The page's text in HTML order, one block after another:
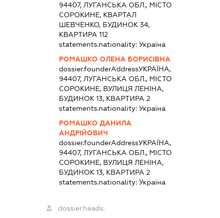
94407, ЛУГАНСЬКА ОБЛ., МІСТО
СОРОКИНЕ, КВАРТАЛ
ШЕВЧЕНКО, БУДИНОК 34,
КВАРТИРА 112
statements.nationality:Україна
РОМАШКО ОЛЕНА БОРИСІВНА
dossier.founderAddressУКРАЇНА,
94407, ЛУГАНСЬКА ОБЛ., МІСТО
СОРОКИНЕ, ВУЛИЦЯ ЛЕНІНА,
БУДИНОК 13, КВАРТИРА 2
statements.nationality:Україна
РОМАШКО ДАНИЛА
АНДРІЙОВИЧ
dossier.founderAddressУКРАЇНА,
94407, ЛУГАНСЬКА ОБЛ., МІСТО
СОРОКИНЕ, ВУЛИЦЯ ЛЕНІНА,
БУДИНОК 13, КВАРТИРА 2
statements.nationality:Україна
dossier.heads: